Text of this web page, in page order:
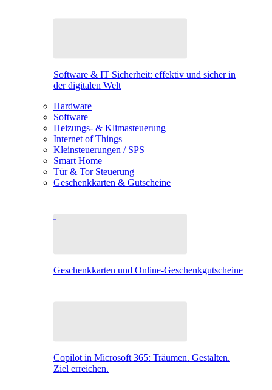
Software & IT Sicherheit: effektiv und sicher in
der digitalen Welt
Hardware
Software
Heizungs- & Klimasteuerung
Internet of Things
Kleinsteuerungen / SPS
Smart Home
Tür & Tor Steuerung
Geschenkkarten & Gutscheine
Geschenkkarten und Online-Geschenkgutscheine
Copilot in Microsoft 365: Träumen. Gestalten.
Ziel erreichen.